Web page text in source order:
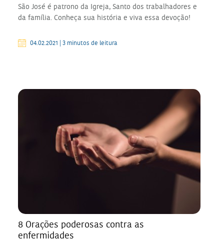
São José é patrono da Igreja, Santo dos trabalhadores e
da família. Conheça sua história e viva essa devoção!
04.02.2021 | 3 minutos de leitura
8 Orações poderosas contra as
enfermidades